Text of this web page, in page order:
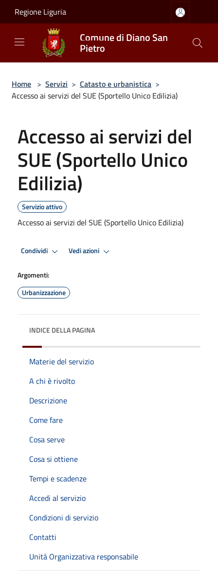
Regione Liguria
Comune di Diano San
Pietro
Home > Servizi > Catasto e urbanistica >
Accesso ai servizi del SUE (Sportello Unico Edilizia)
Accesso ai servizi del
SUE (Sportello Unico
Edilizia)
Servizio attivo
Accesso ai servizi del SUE (Sportello Unico Edilizia)
Condividi Vedi azioni
Argomenti:
Urbanizzazione
INDICE DELLA PAGINA
Materie del servizio
A chi è rivolto
Descrizione
Come fare
Cosa serve
Cosa si ottiene
Tempi e scadenze
Accedi al servizio
Condizioni di servizio
Contatti
Unità Organizzativa responsabile